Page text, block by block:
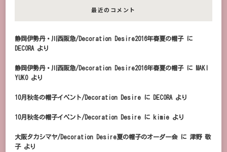
最近のコメント
静岡伊勢丹・川西阪急/Decoration Desire2016年春夏の帽子に
DECORA より
静岡伊勢丹・川西阪急/Decoration Desire2016年春夏の帽子に
MAKI
YUKOより
10月秋冬の帽子イベント/Decoration Desire に DECORA より
10月秋冬の帽子イベント/Decoration Desire に kimie より
大阪タカシマヤ/Decoration Desire夏の帽子のオーダー会に 津野 敬
子より